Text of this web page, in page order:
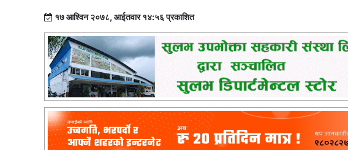
१७ आश्विन २०७८, आईतवार १४:५६ प्रकाशित